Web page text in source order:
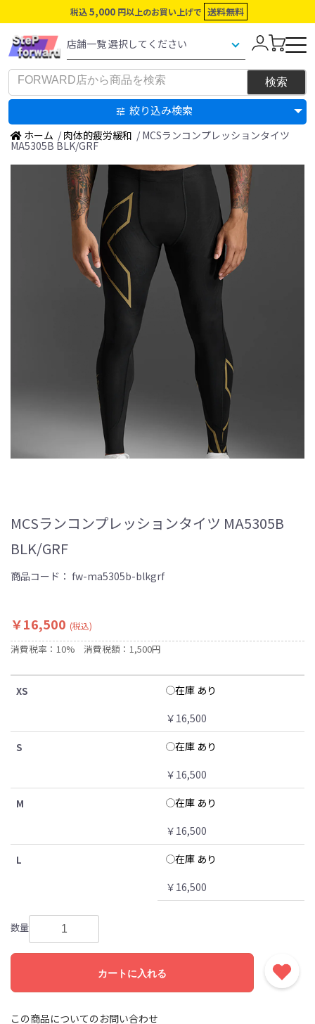
税込 5,000 円以上のお買い上げで 送料無料
絞り込み検索
ホーム / 肉体的疲労緩和 / MCSランコンプレッションタイツ
MA5305B BLK/GRF
MCSランコンプレッションタイツ MA5305B
BLK/GRF
商品コード： fw-ma5305b-blkgrf
￥16,500 (税込)
消費税率：10% 消費税額：1,500円
XS
在庫 あり
￥16,500
S
在庫 あり
￥16,500
M
在庫 あり
￥16,500
L
在庫 あり
￥16,500
数量
カートに入れる
この商品についてのお問い合わせ